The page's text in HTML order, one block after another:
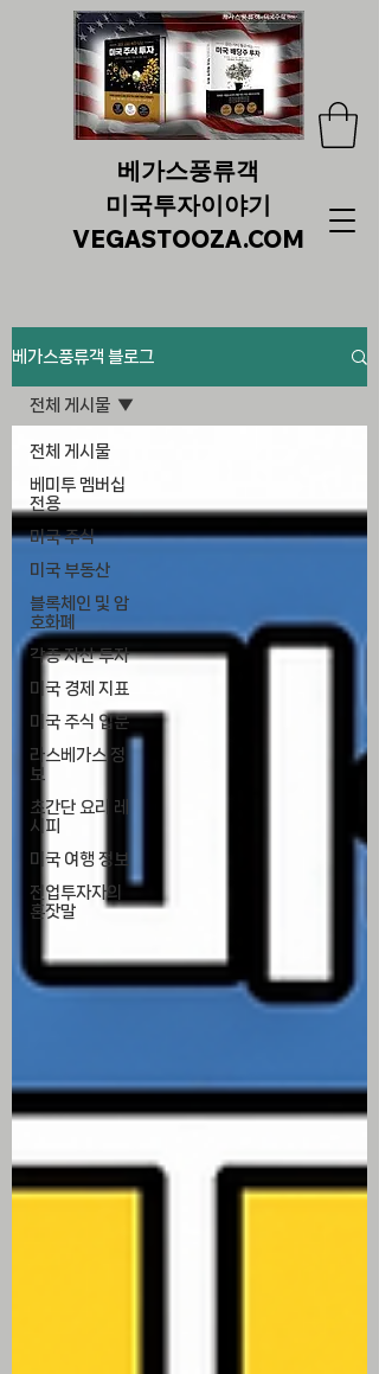
베가스풍류객
미국투자이야기
VEGASTOOZA.COM
베가스풍류객 블로그
전체 게시물
베미투 멤버십
전용
미국 주식
미국 부동산
블록체인 및 암
호화폐
각종 자산 투자
미국 경제 지표
미국 주식 입문
라스베가스 정
보
초간단 요리 레
시피
미국 여행 정보
전업투자자의
혼잣말
전체 게시물